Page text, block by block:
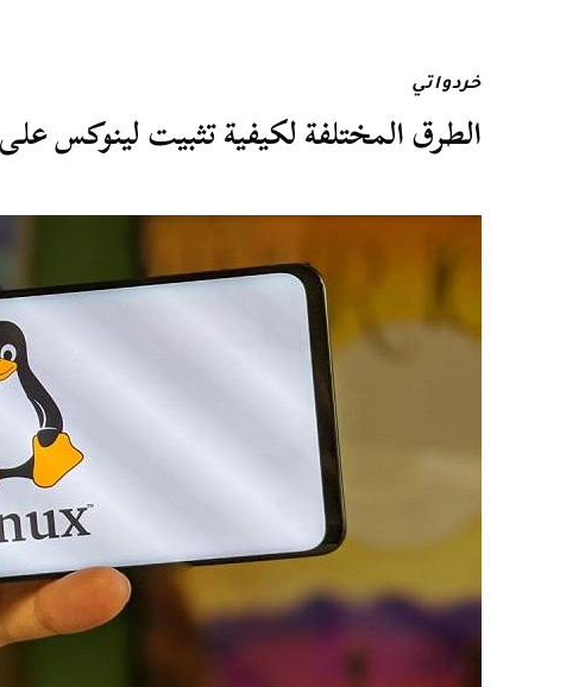
خردواتي
الطرق المختلفة لكيفية تثبيت لينوكس